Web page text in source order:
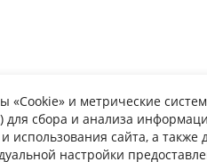
«Cookie» и метрические
для сбора и анализа
использования сайта, а также
настройки